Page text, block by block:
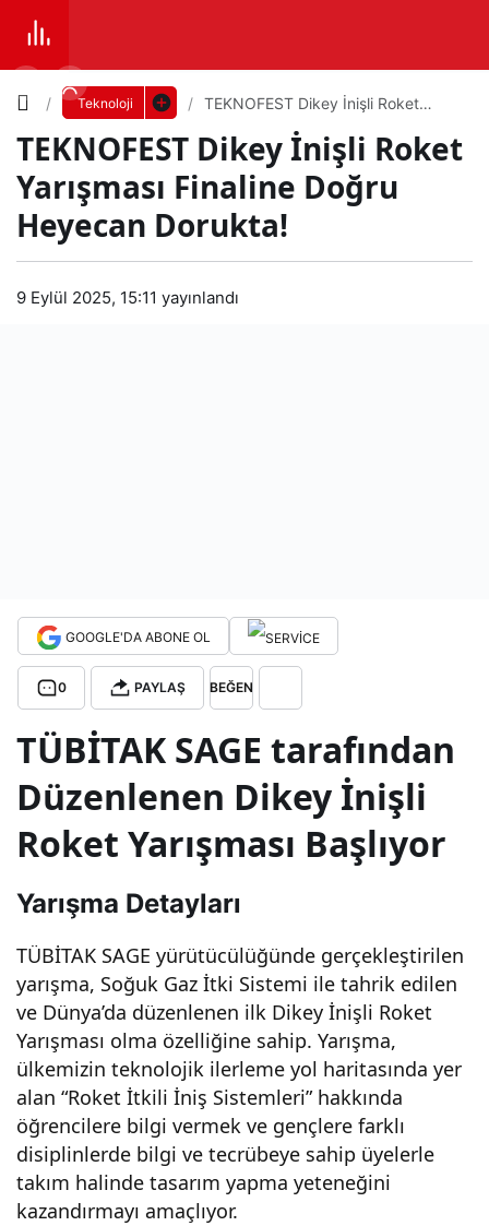
Teknoloji
TEKNOFEST Dikey İnişli Roket
Dorukta!
TEKNOFEST Dikey İnişli Roket
Yarışması Finaline Doğru
Heyecan Dorukta!
9 Eylül 2025, 15:11 yayınlandı
GOOGLE'DA ABONE OL
0 PAYLAŞ BEĞEN
TÜBİTAK SAGE tarafından
Düzenlenen Dikey İnişli
Roket Yarışması Başlıyor
Yarışma Detayları
TÜBİTAK SAGE yürütücülüğünde gerçekleştirilen
yarışma, Soğuk Gaz İtki Sistemi ile tahrik edilen
ve Dünya’da düzenlenen ilk Dikey İnişli Roket
Yarışması olma özelliğine sahip. Yarışma,
ülkemizin teknolojik ilerleme yol haritasında yer
alan “Roket İtkili İniş Sistemleri” hakkında
öğrencilere bilgi vermek ve gençlere farklı
disiplinlerde bilgi ve tecrübeye sahip üyelerle
takım halinde tasarım yapma yeteneğini
kazandırmayı amaçlıyor.
TEK
NOF
Rok
et
Yarı
şma
Fina
line
Doğ
ru
Hey
Yazı
Boyutunu
Ayarla
0 PAYLAŞ